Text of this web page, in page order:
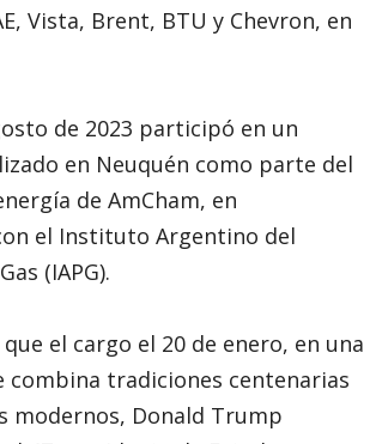
Vista, Brent, BTU y Chevron, en
de 2023 participó en un
en Neuquén como parte del
de AmCham, en
el Instituto Argentino del
(IAPG).
el cargo el 20 de enero, en una
combina tradiciones centenarias
modernos, Donald Trump